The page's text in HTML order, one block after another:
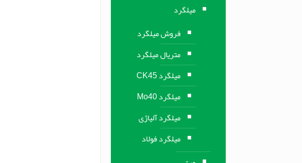
میلگرد
فروش میلگرد
متریال میلگرد
میلگرد CK45
میلگرد Mo40
میلگرد آلیاژی
میلگرد فولاد